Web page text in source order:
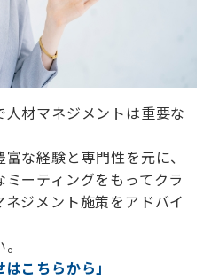
材マネジメントは重要な
な経験と専門性を元に、
ーティングをもってクラ
ジメント施策をアドバイ
こちらから」